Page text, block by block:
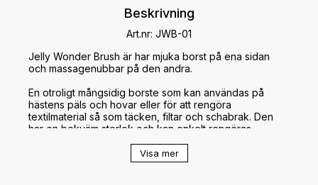
Beskrivning
Art.nr: JWB-01
Jelly Wonder Brush är har mjuka borst på ena sidan
och massagenubbar på den andra.
En otroligt mångsidig borste som kan användas på
hästens päls och hovar eller för att rengöra
textilmaterial så som täcken, filtar och schabrak. Den
har en bekväm storlek och kan enkelt rengöras.
Visa mer